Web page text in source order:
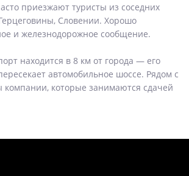
приезжают туристы из соседних
Словении. Хорошо
и железнодорожное сообщение.
находится в 8 км от города — его
автомобильное шоссе. Рядом с
которые занимаются сдачей